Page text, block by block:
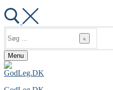
efter:
Menu